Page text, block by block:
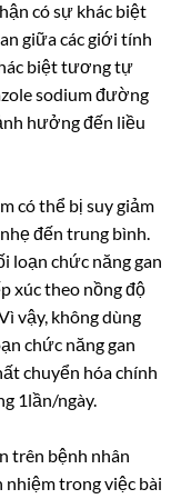
có sự khác biệt
giữa các giới tính
biệt tương tự
sodium đường
hưởng đến liều
có thể bị suy giảm
đến trung bình.
loạn chức năng gan
xúc theo nồng độ
vậy, không dùng
chức năng gan
chuyển hóa chính
1lần/ngày.
trên bệnh nhân
nhiệm trong việc bài